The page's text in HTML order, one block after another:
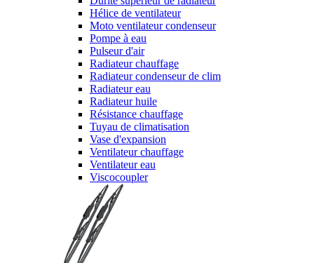
Hélice de ventilateur
Moto ventilateur condenseur
Pompe à eau
Pulseur d'air
Radiateur chauffage
Radiateur condenseur de clim
Radiateur eau
Radiateur huile
Résistance chauffage
Tuyau de climatisation
Vase d'expansion
Ventilateur chauffage
Ventilateur eau
Viscocoupler